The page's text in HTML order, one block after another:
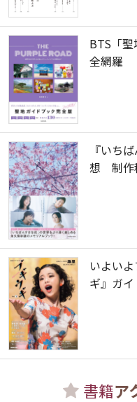
BTS「
全網羅
『いち
想 制作
いよい
ギ』ガ
書籍ア